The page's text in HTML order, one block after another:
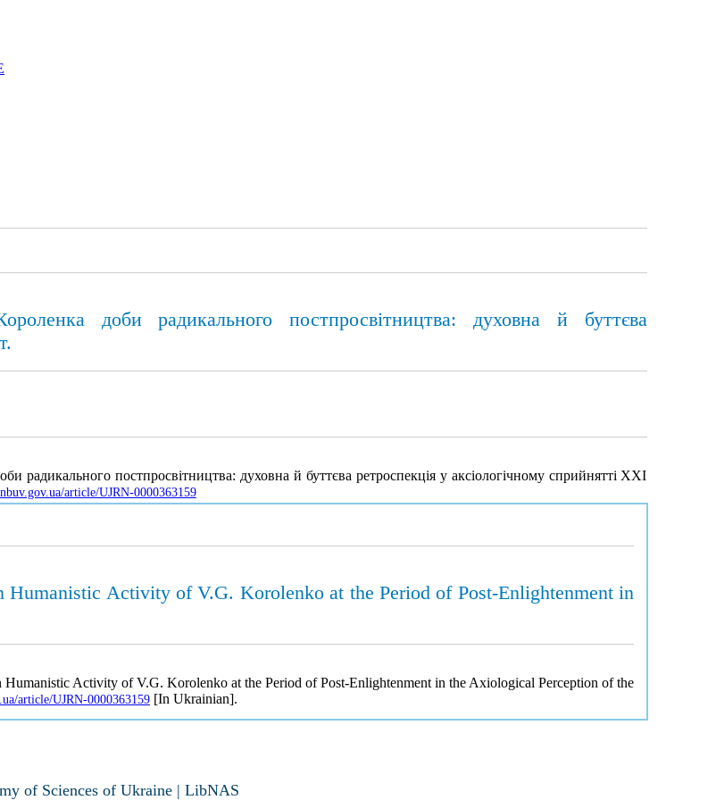
доби радикального постпросвітництва: духовна й буттєва
радикального постпросвітництва: духовна й буттєва ретроспекція у аксіологічному сприйнятті XXІ
article/UJRN-0000363159
Activity of V.G. Korolenko at the Period of Post-Enlightenment in
Activity of V.G. Korolenko at the Period of Post-Enlightenment in the Axiological Perception of the
article/UJRN-0000363159[In Ukrainian].
of Sciences of Ukraine | LibNAS